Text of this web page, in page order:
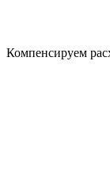
Компенсируем